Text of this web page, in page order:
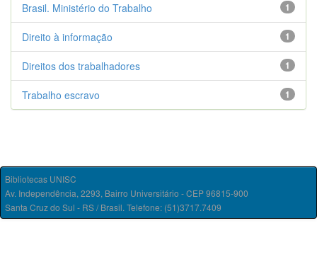
1
Brasil. Ministério do Trabalho
1
Direito à informação
1
Direitos dos trabalhadores
1
Trabalho escravo
Bibliotecas UNISC
Av. Independência, 2293, Bairro Universitário - CEP 96815-900
Santa Cruz do Sul - RS / Brasil. Telefone: (51)3717.7409